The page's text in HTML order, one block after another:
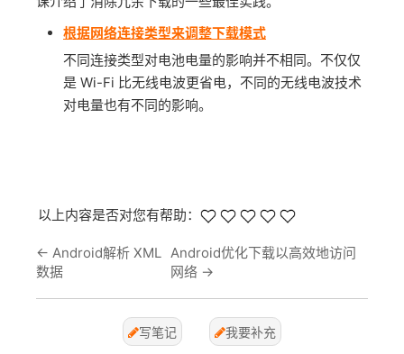
根据网络连接类型来调整下载模式
不同连接类型对电池电量的影响并不相同。不仅仅
是 Wi-Fi 比无线电波更省电，不同的无线电波技术
对电量也有不同的影响。
以上内容是否对您有帮助：
← Android解析 XML
数据
Android优化下载以高效地访问
网络 →
写笔记 我要补充